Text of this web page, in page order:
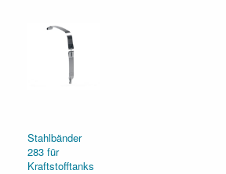
Stahlbänder
283 für
Kraftstofftanks